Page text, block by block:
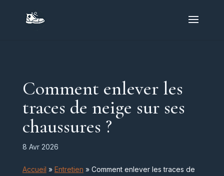
Comment enlever les
traces de neige sur ses
chaussures ?
8 Avr 2026
Accueil » Entretien » Comment enlever les traces de